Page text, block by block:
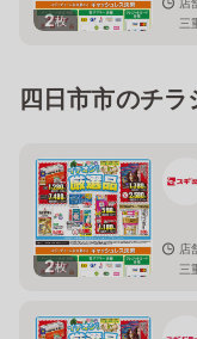
2枚
三
四日市市のチラ
2枚
店
三